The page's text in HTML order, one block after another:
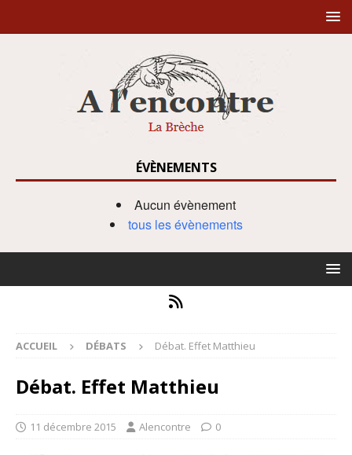
ÉVÈNEMENTS
Aucun évènement
tous les évènements
ACCUEIL DÉBATS Débat. Effet Matthieu
Débat. Effet Matthieu
11 décembre 2015 Alencontre 0